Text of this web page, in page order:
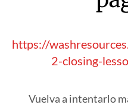
https://
2-closing-
Vuelva a intentarlo